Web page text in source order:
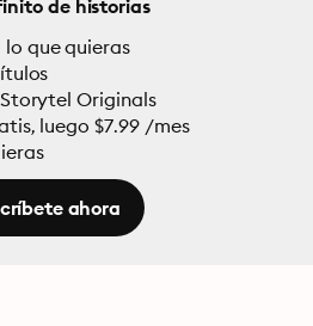
de historias
que quieras
Originals
luego $7.99 /mes
ahora